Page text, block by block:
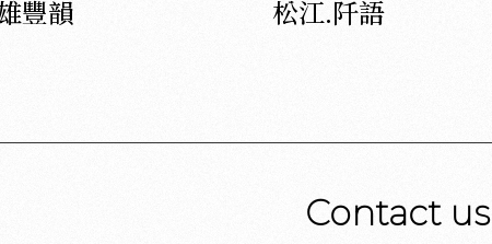
豐韻 松江.阡語
Contact us